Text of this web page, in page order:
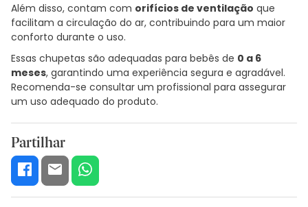
Além disso, contam com orifícios de ventilação que
facilitam a circulação do ar, contribuindo para um maior
conforto durante o uso.
Essas chupetas são adequadas para bebês de 0 a 6
meses, garantindo uma experiência segura e agradável.
Recomenda-se consultar um profissional para assegurar
um uso adequado do produto.
Partilhar